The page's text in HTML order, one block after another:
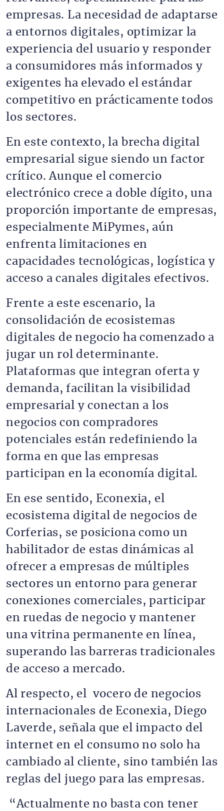
empresas. La necesidad de adaptarse
a entornos digitales, optimizar la
experiencia del usuario y responder
a consumidores más informados y
exigentes ha elevado el estándar
competitivo en prácticamente todos
los sectores.
En este contexto, la brecha digital
empresarial sigue siendo un factor
crítico. Aunque el comercio
electrónico crece a doble dígito, una
proporción importante de empresas,
especialmente MiPymes, aún
enfrenta limitaciones en
capacidades tecnológicas, logística y
acceso a canales digitales efectivos.
Frente a este escenario, la
consolidación de ecosistemas
digitales de negocio ha comenzado a
jugar un rol determinante.
Plataformas que integran oferta y
demanda, facilitan la visibilidad
empresarial y conectan a los
negocios con compradores
potenciales están redefiniendo la
forma en que las empresas
participan en la economía digital.
En ese sentido, Econexia, el
ecosistema digital de negocios de
Corferias, se posiciona como un
habilitador de estas dinámicas al
ofrecer a empresas de múltiples
sectores un entorno para generar
conexiones comerciales, participar
en ruedas de negocio y mantener
una vitrina permanente en línea,
superando las barreras tradicionales
de acceso a mercado.
Al respecto, el vocero de negocios
internacionales de Econexia, Diego
Laverde, señala que el impacto del
internet en el consumo no solo ha
cambiado al cliente, sino también las
reglas del juego para las empresas.
“Actualmente no basta con tener